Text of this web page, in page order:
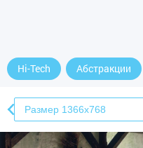
Hi-Tech Абстракции